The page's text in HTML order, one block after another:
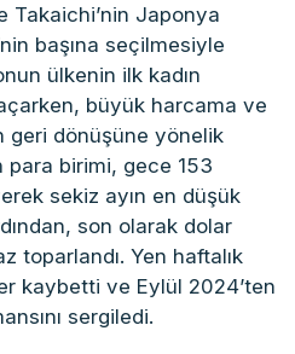
Takaichi’nin Japonya
başına seçilmesiyle
ülkenin ilk kadın
büyük harcama ve
geri dönüşüne yönelik
para birimi, gece 153
sekiz ayın en düşük
son olarak dolar
toparlandı. Yen haftalık
kaybetti ve Eylül 2024’ten
sergiledi.